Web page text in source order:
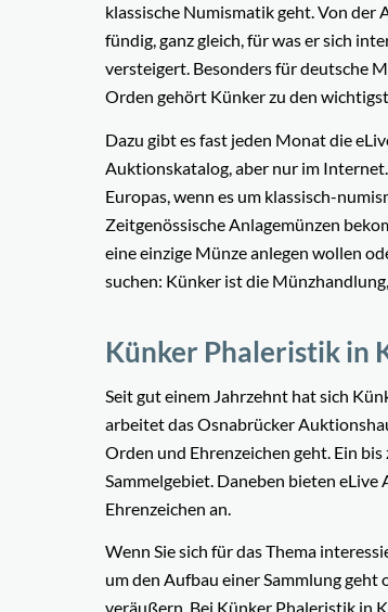
klassische Numismatik geht. Von der
fündig, ganz gleich, für was er sich
versteigert. Besonders für deutsche
Orden gehört Künker zu den
Dazu gibt es fast jeden Monat die
Auktionskatalog, aber nur im
Europas, wenn es um klassisch-
Zeitgenössische Anlagemünzen
eine einzige Münze anlegen wollen
suchen: Künker ist die
Künker Phaleristik in
Seit gut einem Jahrzehnt hat sich
arbeitet das Osnabrücker
Orden und Ehrenzeichen geht. Ein
Sammelgebiet. Daneben bieten
Ehrenzeichen an.
Wenn Sie sich für das Thema
um den Aufbau einer Sammlung geht
veräußern. Bei Künker Phaleristik in